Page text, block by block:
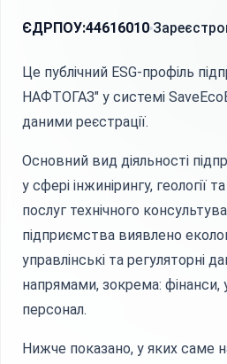
ЄДРПОУ:44616010
Це публічний ESG-профіль
НАФТОГАЗ" у системі
даними реєстрації.
Основний вид діяльності
у сфері інжинірингу, геології
послуг технічного
підприємства виявлено
управлінські та регуляторні
напрямами, зокрема: фінанси,
персонал.
Нижче показано, у яких саме